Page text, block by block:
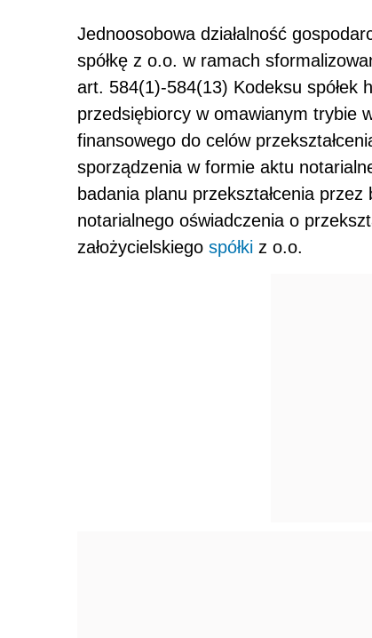
Jednoosobowa działalność
spółkę z o.o. w ramach
art. 584(1)-584(13) Kodeksu spółek
przedsiębiorcy w omawianym trybie
finansowego do celów
sporządzenia w formie aktu
badania planu przekształcenia
notarialnego oświadczenia o
założycielskiego spółki z o.o.